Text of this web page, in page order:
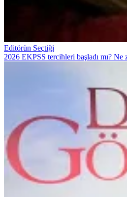
Editörün Seçtiği
2026 EKPSS tercihleri başladı mı? Ne